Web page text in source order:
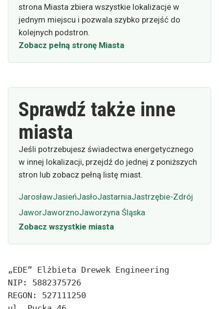
strona Miasta zbiera wszystkie lokalizacje w
jednym miejscu i pozwala szybko przejść do
kolejnych podstron.
Zobacz pełną stronę Miasta
Sprawdź także inne
miasta
Jeśli potrzebujesz świadectwa energetycznego
w innej lokalizacji, przejdź do jednej z poniższych
stron lub zobacz pełną listę miast.
JarosławJasieńJasłoJastarniaJastrzębie-Zdrój
JaworJaworznoJaworzyna Śląska
Zobacz wszystkie miasta
„EDE” Elżbieta Drewek Engineering
NIP: 5882375726
REGON: 527111250